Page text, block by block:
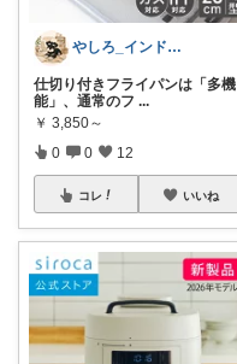
やしろ_インドアの極意
仕切り付きフライパンは「多機
能」、通常のフ ...
￥ 3,850～
0 0 12
コレ いいね